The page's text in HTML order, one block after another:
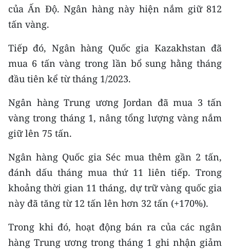
Media Giáo dục
Media Y tế
Media Khoa học - Công nghệ
Media Môi trường
Ảnh
Infographic
TIN MỚI
TIN ĐỊA PHƯƠNG
Trung du và miền núi phía Bắc
Đồng bằng sông Hồng
của Ấn Độ. Ngân hàng này hiện nắm giữ 812
tấn vàng.
Tiếp đó, Ngân hàng Quốc gia Kazakhstan đã
mua 6 tấn vàng trong lần bổ sung hằng tháng
đầu tiên kể từ tháng 1/2023.
Ngân hàng Trung ương Jordan đã mua 3 tấn
vàng trong tháng 1, nâng tổng lượng vàng nắm
giữ lên 75 tấn.
Ngân hàng Quốc gia Séc mua thêm gần 2 tấn,
đánh dấu tháng mua thứ 11 liên tiếp. Trong
khoảng thời gian 11 tháng, dự trữ vàng quốc gia
này đã tăng từ 12 tấn lên hơn 32 tấn (+170%).
Trong khi đó, hoạt động bán ra của các ngân
hàng Trung ương trong tháng 1 ghi nhận giảm